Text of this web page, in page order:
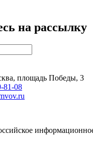
на рассылку
площадь Победы, 3
81-08